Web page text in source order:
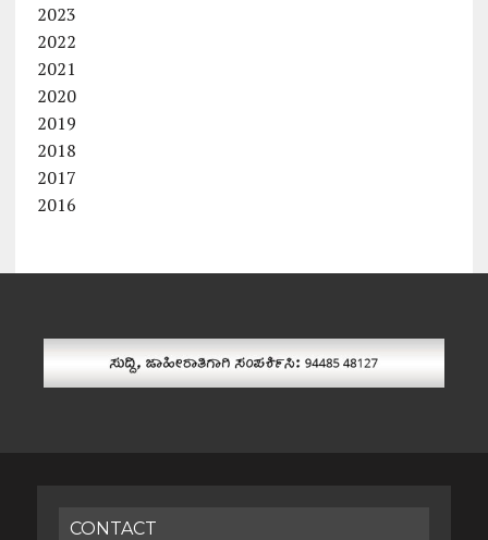
2023
2022
2021
2020
2019
2018
2017
2016
CONTACT